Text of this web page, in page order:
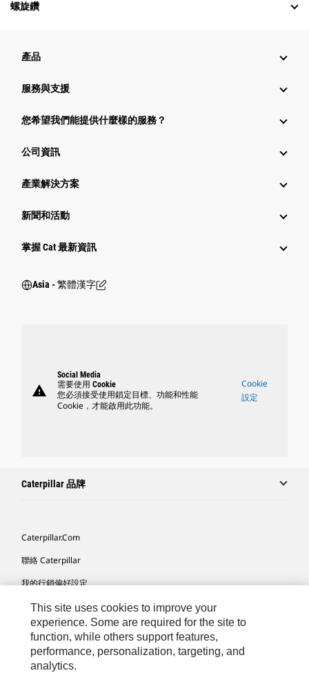
螺旋鑽
產品
服務與支援
您希望我們能提供什麼樣的服務？
公司資訊
產業解決方案
新聞和活動
掌握 Cat 最新資訊
Asia - 繁體漢字
warning
Social Media
需要使用 Cookie
您必須接受使用鎖定目標、功能和性能
Cookie，才能啟用此功能。
Cookie
設定
Caterpillar 品牌
Caterpillar.com
聯絡 Caterpillar
我的行銷偏好設定
網站地圖
Cookie Settings
法律
This site uses cookies to improve your
experience. Some are required for the site to
function, while others support features,
performance, personalization, targeting, and
analytics.